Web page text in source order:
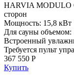
HARVIA MODULO
сторон
Мощность: 15,8 кВт
Для сауны объемом:
Встроенный
Требуется пульт
367 550 Р
Купить